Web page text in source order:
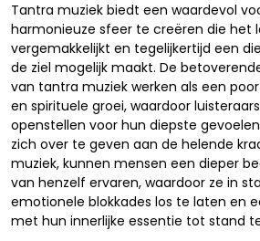
Tantra muziek biedt een waardevol
harmonieuze sfeer te creëren die het
vergemakkelijkt en tegelijkertijd een
de ziel mogelijk maakt. De
van tantra muziek werken als een
en spirituele groei, waardoor
openstellen voor hun diepste
zich over te geven aan de helende
muziek, kunnen mensen een dieper
van henzelf ervaren, waardoor ze in
emotionele blokkades los te laten en
met hun innerlijke essentie tot stand